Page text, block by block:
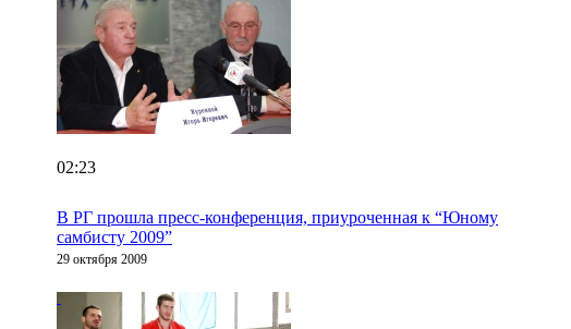
02:23
В РГ прошла пресс-конференция, приуроченная к “Юному
самбисту 2009”
29 октября 2009